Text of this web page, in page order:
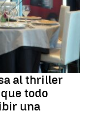
al thriller
todo
una